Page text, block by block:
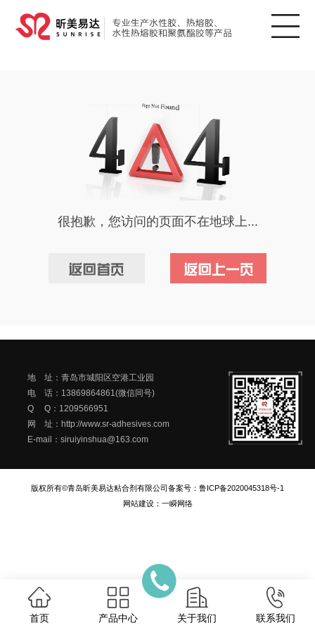
很抱歉，您访问的页面不在地球上...
地 址：青岛市城阳区空港工业园
电 话：13869864861(微信同号)
Q Q：1209566951
网 址：http://www.sr-adhesives.com
E-mail：siruiyinshua@163.com
版权所有©青岛昕美易达粘合剂有限公司备案号： 鲁ICP备2020045318号-1
网站建设： 一瞬网络
首页 产品中心 关于我们 联系我们